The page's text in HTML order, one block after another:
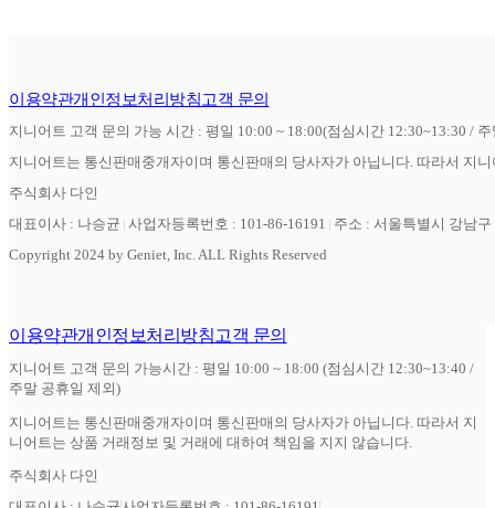
이용약관개인정보처리방침고객 문의
지니어트 고객 문의 가능 시간 : 평일 10:00 ~ 18:00(점심시간 12:30~13:30 /
지니어트는 통신판매중개자이며 통신판매의 당사자가 아닙니다. 따라서 지
주식회사 다인
대표이사 : 나승균 사업자등록번호 : 101-86-16191
주소 : 서울특별시 강남
Copyright 2024 by Geniet, Inc. ALL Rights Reserved
이용약관개인정보처리방침고객 문의
지니어트 고객 문의 가능시간 : 평일 10:00 ~ 18:00 (점심시간 12:30~13:40 /
주말 공휴일 제외)
지니어트는 통신판매중개자이며 통신판매의 당사자가 아닙니다. 따라서 지
니어트는 상품 거래정보 및 거래에 대하여 책임을 지지 않습니다.
주식회사 다인